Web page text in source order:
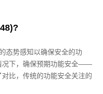
态势感知以确保安全的功
况下，确保预期功能安全——
比，传统的功能安全关注的